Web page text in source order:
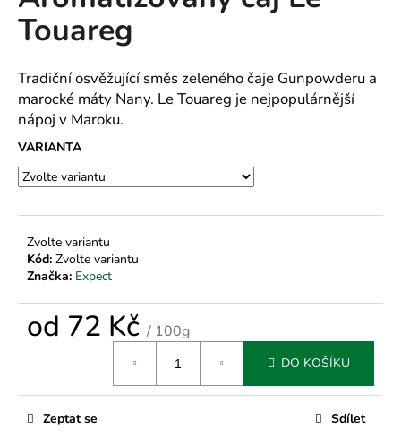
0,0
hvězdiček.
Touareg
Tradiční osvěžující směs zeleného čaje Gunpowderu a
marocké máty Nany. Le Touareg je nejpopulárnější
nápoj v Maroku.
VARIANTA
Zvolte variantu
Kód: Zvolte variantu
Značka: Expect
od 72 Kč / 100g
DO KOŠÍKU
Zeptat se Sdílet
a
í
t
?
D
o
p
č
u